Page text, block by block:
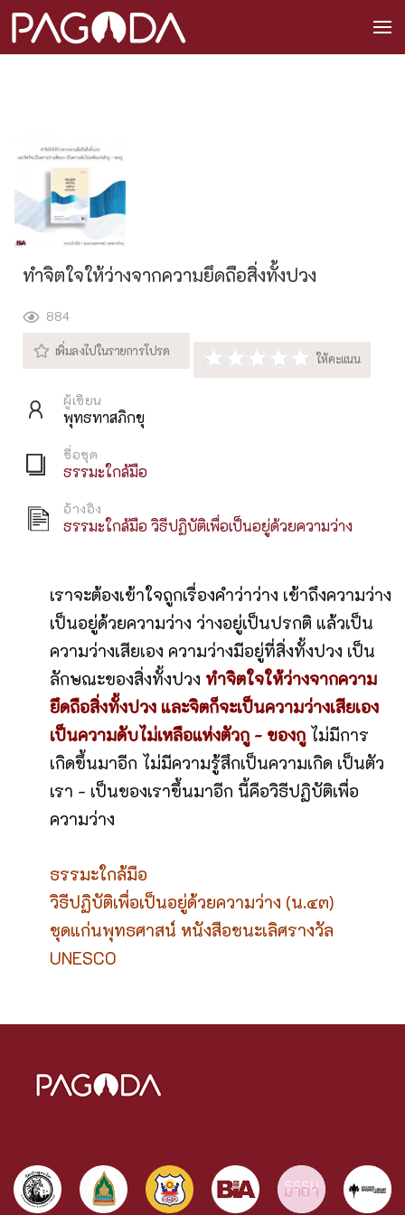
ทำจิตใจให้ว่างจากความยึดถือสิ่งทั้งปวง
884
ผู้เขียน
พุทธทาสภิกขุ
ชื่อชุด
ธรรมะใกล้มือ
อ้างอิง
ธรรมะใกล้มือ วิธีปฏิบัติเพื่อเป็นอยู่ด้วยความว่าง
เราจะต้องเข้าใจถูกเรื่องคำว่าว่าง เข้าถึงความว่าง
เป็นอยู่ด้วยความว่าง ว่างอยู่เป็นปรกติ แล้วเป็น
ความว่างเสียเอง ความว่างมีอยู่ที่สิ่งทั้งปวง เป็น
ลักษณะของสิ่งทั้งปวง ทำจิตใจให้ว่างจากความ
ยึดถือสิ่งทั้งปวง และจิตก็จะเป็นความว่างเสียเอง
เป็นความดับไม่เหลือแห่งตัวกู - ของกู ไม่มีการ
เกิดขึ้นมาอีก ไม่มีความรู้สึกเป็นความเกิด เป็นตัว
เรา - เป็นของเราขึ้นมาอีก นี้คือวิธีปฏิบัติเพื่อ
ความว่าง
ธรรมะใกล้มือ
วิธีปฏิบัติเพื่อเป็นอยู่ด้วยความว่าง (น.๔๓)
ชุดแก่นพุทธศาสน์ หนังสือชนะเลิศรางวัล
UNESCO